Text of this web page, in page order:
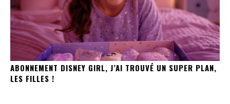
ABONNEMENT DISNEY GIRL, J’AI TROUVÉ UN SUPER PLAN,
LES FILLES !